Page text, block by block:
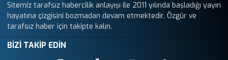
Sitemiz tarafsız habercilik anlayışı ile 2011 yılında başladığı yayın
hayatına çizgisini bozmadan devam etmektedir. Özgür ve
tarafsız haber için takipte kalın.
BİZİ TAKİP EDİN